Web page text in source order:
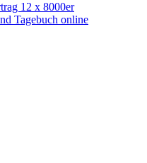
12 x 8000er
Tagebuch online